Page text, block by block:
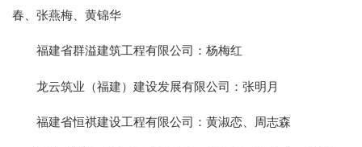
春、张燕梅、黄锦华
福建省群溢建筑工程有限公司：杨梅红
龙云筑业（福建）建设发展有限公司：张明月
福建省恒祺建设工程有限公司：黄淑恋、周志森